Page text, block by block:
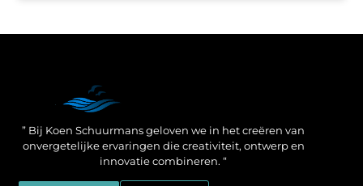
” Bij Koen Schuurmans geloven we in het creëren van
onvergetelijke ervaringen die creativiteit, ontwerp en
innovatie combineren. “